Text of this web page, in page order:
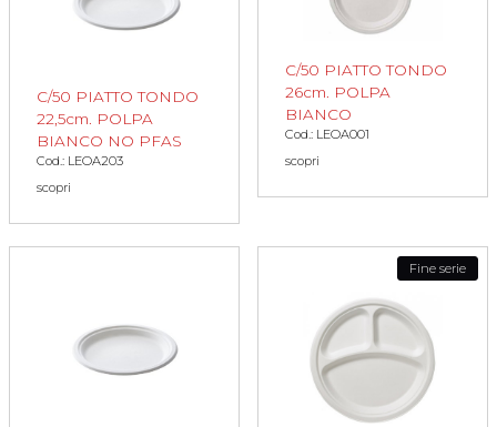
C/50 PIATTO TONDO
22,5cm. POLPA
BIANCO NO PFAS
Cod.: LEOA203
scopri
C/50 PIATTO TONDO
26cm. POLPA
BIANCO
Cod.: LEOA001
scopri
Fine serie